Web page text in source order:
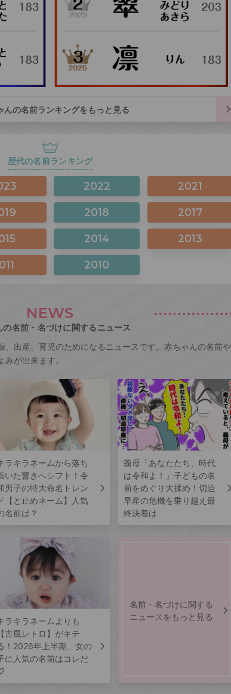
んの名前ランキングをもっと見る
歴代の名前ランキング
2022 2021
2018 2017
2014 2013
2010
NEWS
の名前・名づけに関するニュース
、出産、育児のためになるニュースです。赤ちゃんの名前や
が出来ます。
ラキラネームから落ち
いた響きへシフト！令
男子の特大命名トレン
ド【と止めネーム】人気
名前は？
義母「あなたたち、時代
は令和よ！」子どもの名
前をめぐり大揉め！切迫
早産の危機を乗り越え最
終決着は
ラキラネームよりも
【古風レトロ】がキテ
！2026年上半期、女の
に人気の名前はコレだ
名前・名づけに関する
ニュースをもっと見る